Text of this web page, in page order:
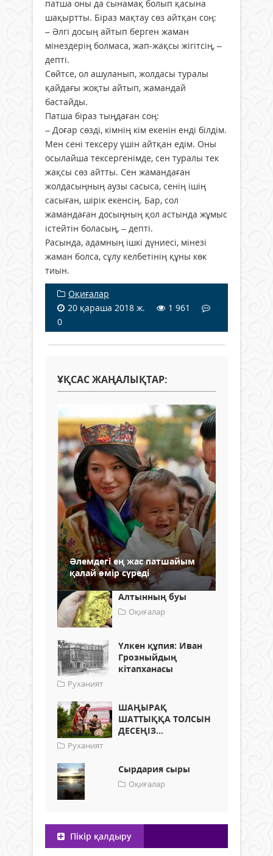
патша оны да сынамақ болып қасына
шақыртты. Біраз мақтау сөз айтқан соң:
– Әлгі досың айтып берген жаман
мінездерің болмаса, жап-жақсы жігітсің, –
депті.
Сөйтсе, ол ашуланып, жолдасы туралы
қайдағы жоқты айтып, жамандай
бастайды.
Патша біраз тыңдаған соң:
– Доғар сөзді, кімнің кім екенін енді білдім.
Мен сені тексеру үшін айтқан едім. Оны
осылайша тексергенімде, сен туралы тек
жақсы сөз айтты. Сен жамандаған
жолдасыңның аузы сасыса, сенің ішің
сасыған, шірік екенсің. Бар, сол
жамандаған досыңның қол астында жұмыс
істейтін боласың, – депті.
Расында, адамның ішкі дүниесі, мінезі
жаман болса, сұлу келбетінің құны көк
тиын.
Оқиғалар
20 қараша 2018 ж.
1 961
0
ҰҚСАС ЖАҢАЛЫҚТАР:
Әлемдегі ең жас патшайым
қалай өмір сүреді
Алтынның буы
Оқиғалар
Үлкен құпия: Иван
Грозныйдың
кітапханасы
Руханият
ШАҢЫРАҚ
ШАТТЫҚҚА ТОЛСЫН
ДЕСЕҢІЗ...
Руханият
Сырдария сыры
Оқиғалар
Пікір қалдыру